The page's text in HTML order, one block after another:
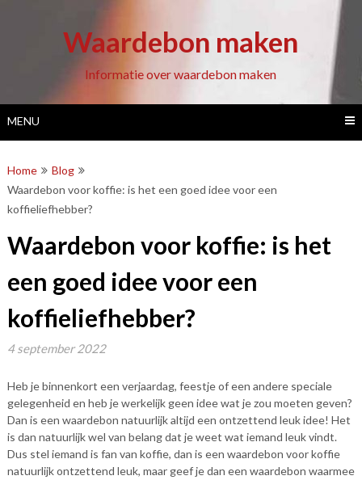
Waardebon maken
Informatie over waardebon maken
MENU
Home
Blog
Waardebon voor koffie: is het een goed idee voor een
koffieliefhebber?
Waardebon voor koffie: is het
een goed idee voor een
koffieliefhebber?
4 september 2022
Heb je binnenkort een verjaardag, feestje of een andere speciale
gelegenheid en heb je werkelijk geen idee wat je zou moeten geven?
Dan is een waardebon natuurlijk altijd een ontzettend leuk idee! Het
is dan natuurlijk wel van belang dat je weet wat iemand leuk vindt.
Dus stel iemand is fan van koffie, dan is een waardebon voor koffie
natuurlijk ontzettend leuk, maar geef je dan een waardebon waarmee